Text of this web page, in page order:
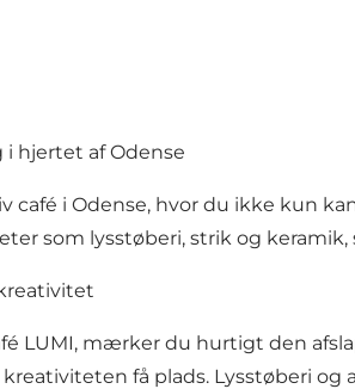
i hjertet af Odense
café i Odense, hvor du ikke kun
som lysstøberi, strik og
LUMI, mærker du hurtigt den
få plads. Lysstøberi